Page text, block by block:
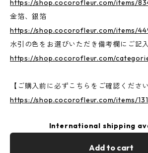
https://shop.cocorofleur.com/items/
金箔、銀箔
https://shop.cocorofleur.com/items/
水引の色をお選びいただき備考欄にご記
https://shop.cocorofleur.com/
【ご購入前に必ずこちらをご確認くださ
https://shop.cocorofleur.com/items/
International shipping
Add to cart